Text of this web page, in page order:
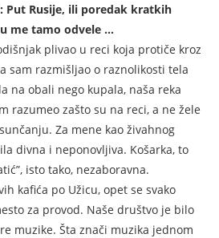
Put Rusije, ili poredak kratkih
me tamo odvele …
plivao u reci koja protiče kroz
sam razmišljao o raznolikosti tela
na obali nego kupala, naša reka
razumeo zašto su na reci, a ne žele
Za mene kao živahnog
divna i neponovljiva. Košarka, to
isto tako, nezaboravna.
kafića po Užicu, opet se svako
za provod. Naše društvo je bilo
muzike. Šta znači muzika jednom